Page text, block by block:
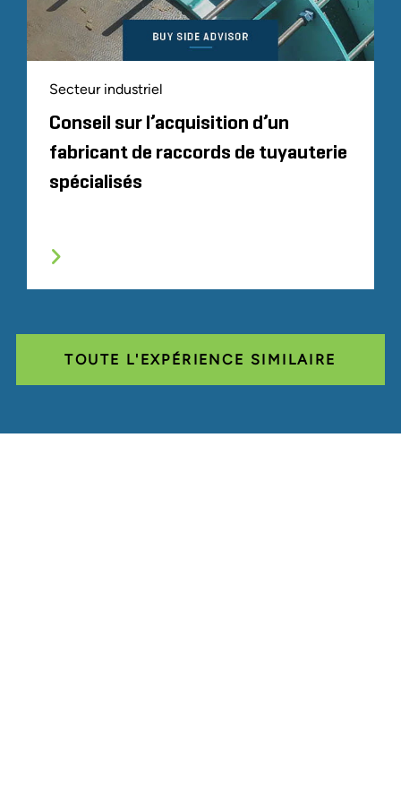
Secteur industriel
Conseil sur l’acquisition d’un
fabricant de raccords de tuyauterie
spécialisés
TOUTE L'EXPÉRIENCE SIMILAIRE